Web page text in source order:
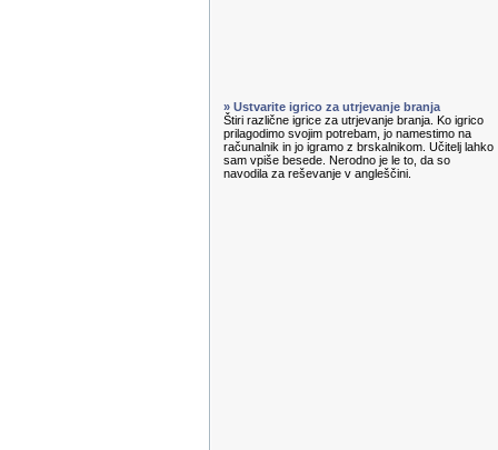
» Ustvarite igrico za utrjevanje branja
Štiri različne igrice za utrjevanje branja. Ko igrico
prilagodimo svojim potrebam, jo namestimo na
računalnik in jo igramo z brskalnikom. Učitelj lahko
sam vpiše besede. Nerodno je le to, da so
navodila za reševanje v angleščini.